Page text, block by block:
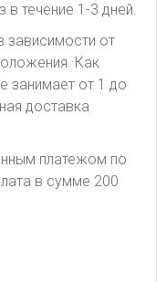
течение 1-3 дней.
зависимости от
Как
занимает от 1 до
доставка
платежом по
в сумме 200